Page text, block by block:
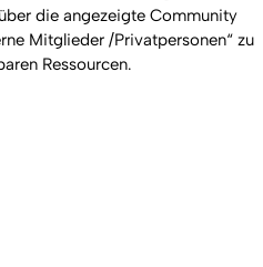
die angezeigte Community
Mitglieder /Privatpersonen“ zu
Ressourcen.